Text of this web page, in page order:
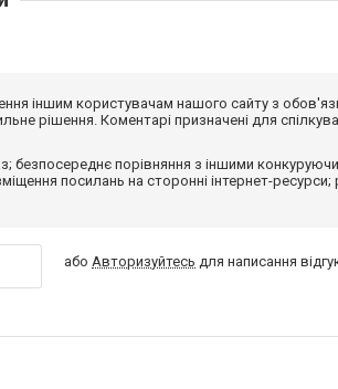
іншим користувачам нашого сайту з
рішення. Коментарі призначені для
безпосереднє порівняння з іншими
посилань на сторонні інтернет-
абоАвторизуйтесь для написання